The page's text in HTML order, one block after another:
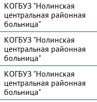
КОГБУЗ "Нолинская
центральная районная
больница"
КОГБУЗ "Нолинская
центральная районная
больница"
КОГБУЗ "Нолинская
центральная районная
больница"